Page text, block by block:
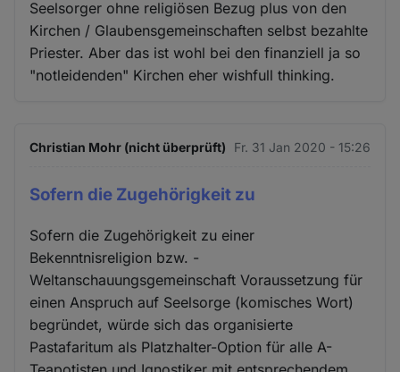
Seelsorger ohne religiösen Bezug plus von den
Kirchen / Glaubensgemeinschaften selbst bezahlte
Priester. Aber das ist wohl bei den finanziell ja so
"notleidenden" Kirchen eher wishfull thinking.
Christian Mohr (nicht überprüft) Fr. 31 Jan 2020 - 15:26
Sofern die Zugehörigkeit zu
Sofern die Zugehörigkeit zu einer
Bekenntnisreligion bzw. -
Weltanschauungsgemeinschaft Voraussetzung für
einen Anspruch auf Seelsorge (komisches Wort)
begründet, würde sich das organisierte
Pastafaritum als Platzhalter-Option für alle A-